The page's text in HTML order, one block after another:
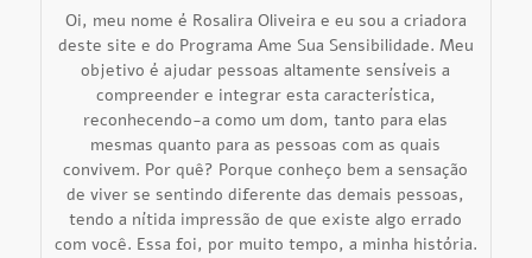
Oi, meu nome é Rosalira Oliveira e eu sou a criadora
deste site e do Programa Ame Sua Sensibilidade. Meu
objetivo é ajudar pessoas altamente sensíveis a
compreender e integrar esta característica,
reconhecendo-a como um dom, tanto para elas
mesmas quanto para as pessoas com as quais
convivem. Por quê? Porque conheço bem a sensação
de viver se sentindo diferente das demais pessoas,
tendo a nítida impressão de que existe algo errado
com você. Essa foi, por muito tempo, a minha história.